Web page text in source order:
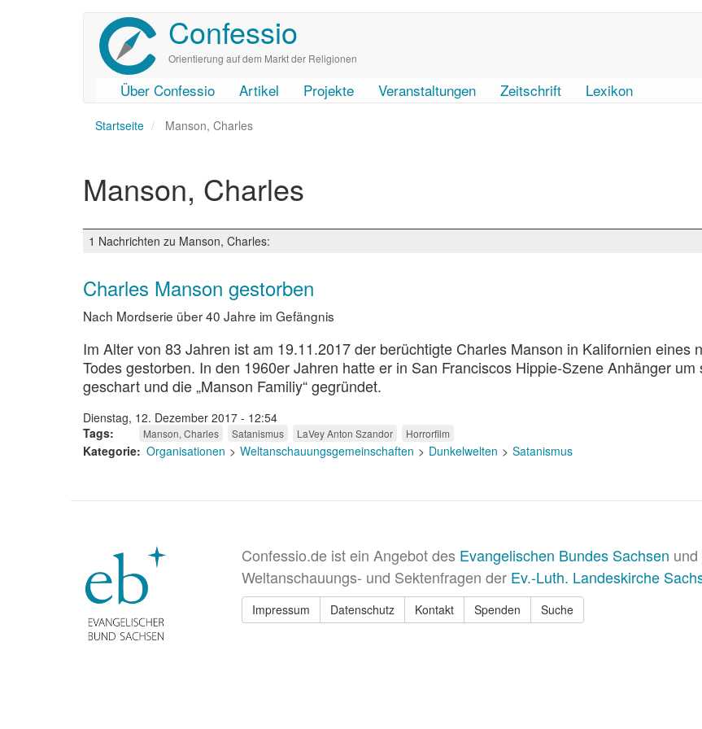
Confessio
Orientierung auf dem Markt der Religionen
User
account
Main
navigation
Über Confessio Artikel Projekte Veranstaltungen Zeitschrift Lexikon
Startseite Manson, Charles
Manson, Charles
1 Nachrichten zu Manson, Charles:
Charles Manson gestorben
Nach Mordserie über 40 Jahre im Gefängnis
Im Alter von 83 Jahren ist am 19.11.2017 der berüchtigte Charles Manson in Kalifornien eines
Todes gestorben. In den 1960er Jahren hatte er in San Franciscos Hippie-Szene Anhänger um
geschart und die „Manson Familiy“ gegründet.
Dienstag, 12. Dezember 2017 - 12:54
Tags
Manson, Charles Satanismus LaVey Anton Szandor Horrorfilm
Kategorie Organisationen Weltanschauungsgemeinschaften Dunkelwelten Satanismus
Confessio.de ist ein Angebot des Evangelischen Bundes Sachsen
Weltanschauungs- und Sektenfragen der Ev.-Luth. Landeskirche
Impressum Datenschutz Kontakt Spenden Suche